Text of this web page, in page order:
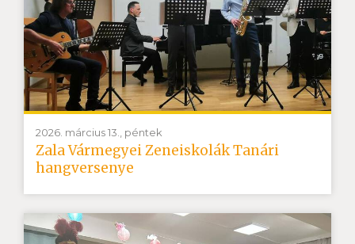
2026. március 13., péntek
Zala Vármegyei Zeneiskolák Tanári
hangversenye